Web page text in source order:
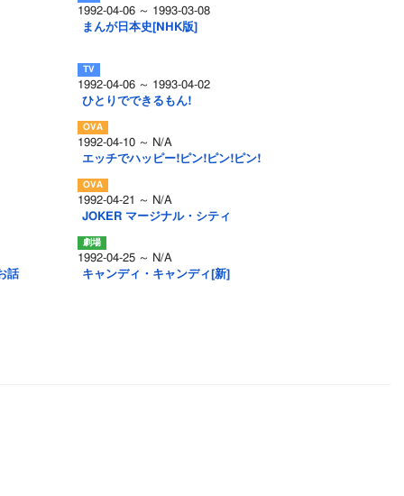
1992-04-06 ～ 1993-03-08
まんが日本史[NHK版]
1992-04-06 ～ 1993-04-02
ひとりでできるもん!
1992-04-10 ～ N/A
エッチでハッピー!ピン!ピン!ピン!
1992-04-21 ～ N/A
JOKER マージナル・シティ
話
1992-04-25 ～ N/A
キャンディ・キャンディ[新]